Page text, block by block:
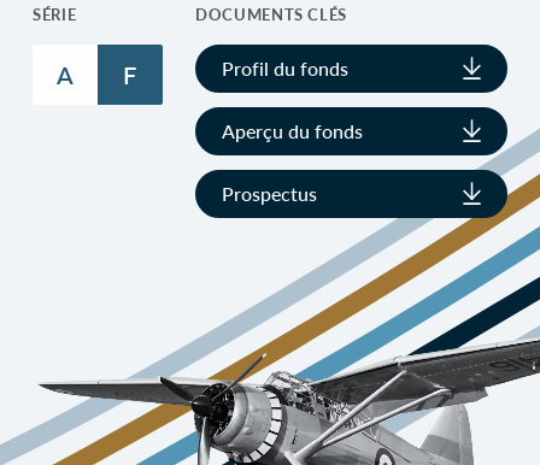
SÉRIE
A F
DOCUMENTS CLÉS
Profil du fonds
Aperçu du fonds
Prospectus